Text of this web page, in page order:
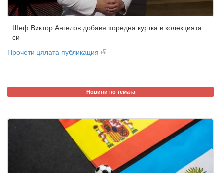
Шеф Виктор Ангелов добавя поредна куртка в колекцията
си
Прочети цялата публикация
Новини по темата